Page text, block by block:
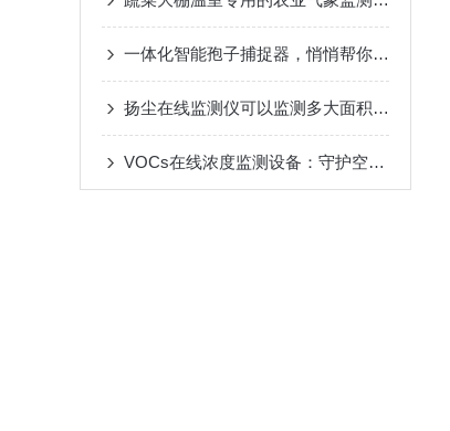
一体化智能孢子捕捉器，悄悄帮你守住作物丰产防线，告别病害突袭烦恼
扬尘在线监测仪可以监测多大面积的工地
VOCs在线浓度监测设备：守护空气质量的“隐形哨兵”